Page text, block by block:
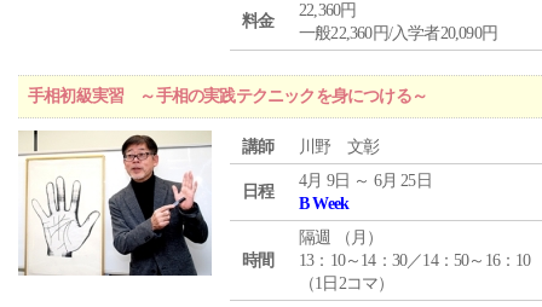
料金
22,360円
一般22,360円/入学者20,090円
手相初級実習 ～手相の実践テクニックを身につける～
講師 川野 文彰
日程
4月 9日 ～ 6月 25日
B Week
時間
隔週 （ 月 ）
13：10～14：30／14：50～16：10
（1日2コマ）